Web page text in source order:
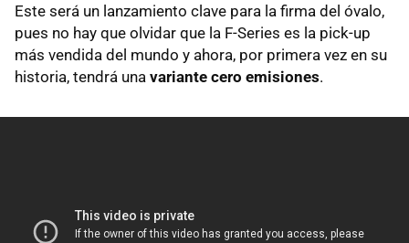
Este será un lanzamiento clave para la firma del óvalo,
pues no hay que olvidar que la F-Series es la pick-up
más vendida del mundo y ahora, por primera vez en su
historia, tendrá una variante cero emisiones.